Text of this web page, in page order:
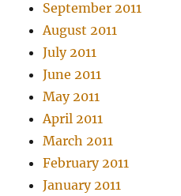
September 2011
August 2011
July 2011
June 2011
May 2011
April 2011
March 2011
February 2011
January 2011